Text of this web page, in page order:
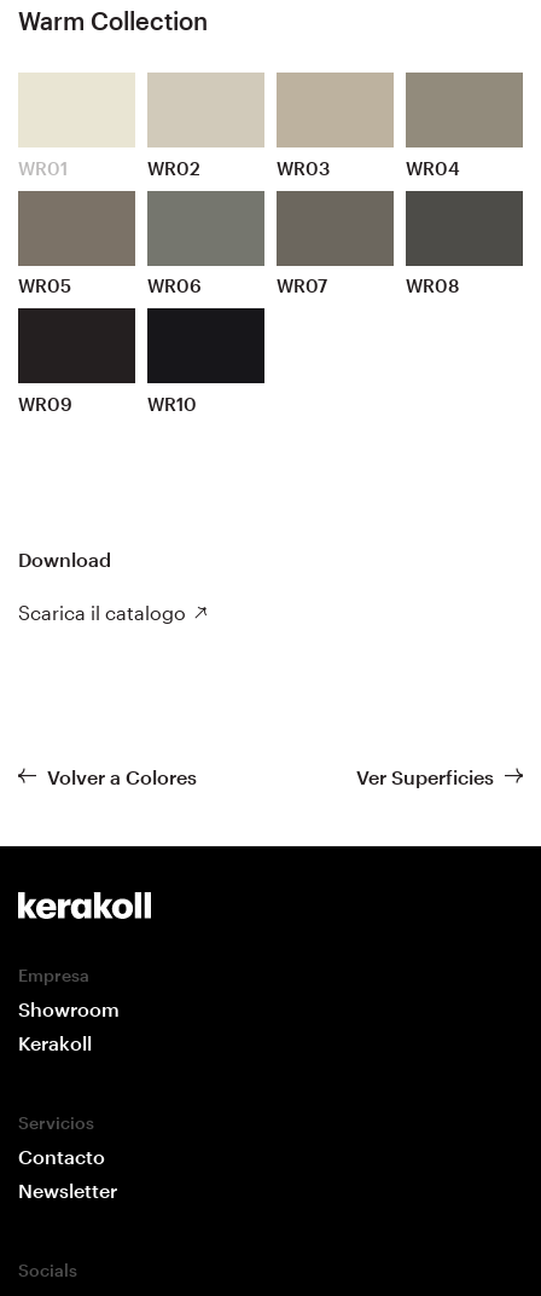
Warm Collection
WR01 WR02 WR03 WR04
WR05 WR06 WR07 WR08
WR09 WR10
Download
Scarica il catalogo
Volver a Colores Ver Superficies
Empresa
Showroom
Kerakoll
Servicios
Contacto
Newsletter
Socials